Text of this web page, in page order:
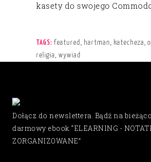
kasety do swojego
TAGS: featured , hartman , katecheza ,
religia , wywiad
Dołącz do newslettera. Bądź na
darmowy ebook “ELEARNING -
ZORGANIZOWANE”